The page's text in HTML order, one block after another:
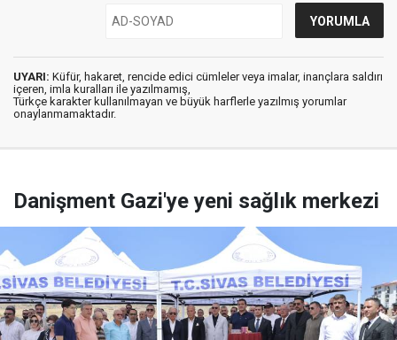
UYARI: Küfür, hakaret, rencide edici cümleler veya imalar, inançlara saldırı
içeren, imla kuralları ile yazılmamış,
Türkçe karakter kullanılmayan ve büyük harflerle yazılmış yorumlar
onaylanmamaktadır.
Danişment Gazi'ye yeni sağlık merkezi